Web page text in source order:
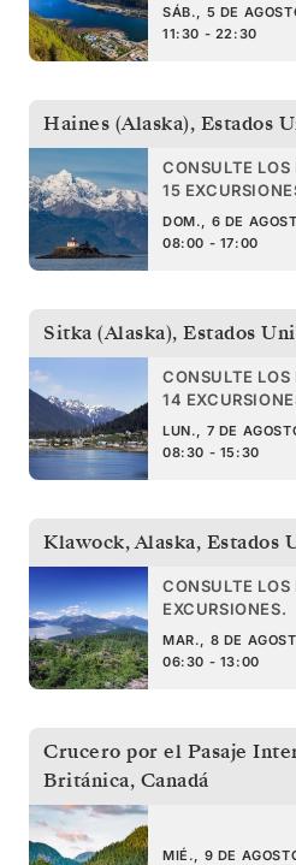
SÁB., 5 DE
11:30 - 22:30
Haines (Alaska), Estados
CONSULTE LOS
15
DOM., 6 DE
08:00 - 17:00
Sitka (Alaska), Estados
CONSULTE LOS
14
LUN., 7 DE
08:30 - 15:30
Klawock, Alaska, Estados
CONSULTE LOS
EXCURSIONES.
MAR., 8 DE
06:30 - 13:00
Crucero por el Pasaje
Británica, Canadá
MIÉ., 9 DE